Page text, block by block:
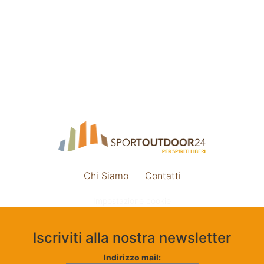
Chi Siamo Contatti
Iscriviti alla nostra newsletter
Indirizzo mail: